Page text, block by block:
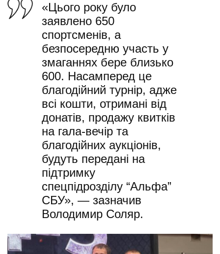
«Цього року було
заявлено 650
спортсменів, а
безпосередню участь у
змаганнях бере близько
600. Насамперед це
благодійний турнір, адже
всі кошти, отримані від
донатів, продажу квитків
на гала-вечір та
благодійних аукціонів,
будуть передані на
підтримку
спецпідрозділу “Альфа”
СБУ», — зазначив
Володимир Соляр.